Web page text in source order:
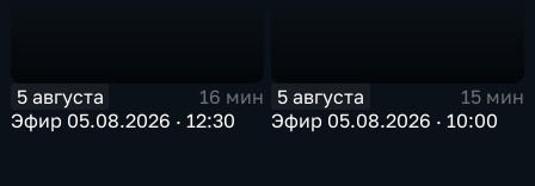
5 августа
16 мин
Эфир 05.08.2026 · 12:30
5 августа
15 мин
Эфир 05.08.2026 · 10:00